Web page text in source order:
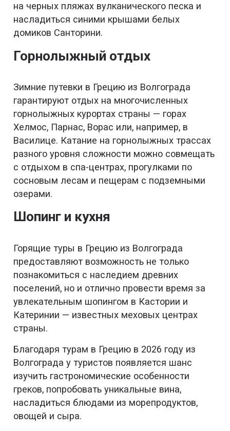
на черных пляжах вулканического песка и
насладиться синими крышами белых
домиков Санторини.
Горнолыжный отдых
Зимние путевки в Грецию из Волгограда
гарантируют отдых на многочисленных
горнолыжных курортах страны — горах
Хелмос, Парнас, Ворас или, например, в
Василице. Катание на горнолыжных трассах
разного уровня сложности можно совмещать
с отдыхом в спа-центрах, прогулками по
сосновым лесам и пещерам с подземными
озерами.
Шопинг и кухня
Горящие туры в Грецию из Волгограда
предоставляют возможность не только
познакомиться с наследием древних
поселений, но и отлично провести время за
увлекательным шопингом в Кастории и
Катеринии — известных меховых центрах
страны.
Благодаря турам в Грецию в 2026 году из
Волгограда у туристов появляется шанс
изучить гастрономические особенности
греков, попробовать уникальные вина,
насладиться блюдами из морепродуктов,
овощей и сыра.